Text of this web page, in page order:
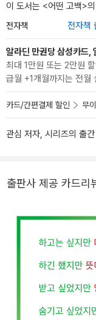
이 도서는 <어떤 고백>
전자책 전자책
알라딘 만권당 삼성카드,
최대 1만원 또는 2만원
급월 +1개월까지는 전월
카드/간편결제 할인 무
관심 저자, 시리즈의 출
출판사 제공 카드리